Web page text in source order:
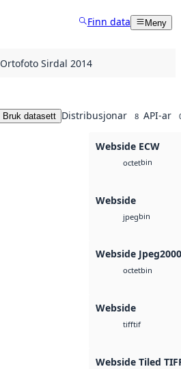
Finn data Meny
Ortofoto Sirdal 2014
Bruk datasett Distribusjonar 8 API-ar
Webside ECW
octetbin
Webside
jpegbin
Webside Jpeg2000
octetbin
Webside
tifftif
Webside Tiled